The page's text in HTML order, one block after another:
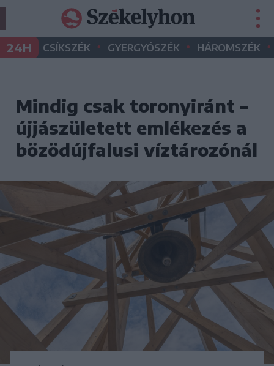
24H CSÍKSZÉK • GYERGYÓSZÉK • HÁROMSZÉK •
Mindig csak toronyiránt –
újjászületett emlékezés a
bözödújfalusi víztározónál